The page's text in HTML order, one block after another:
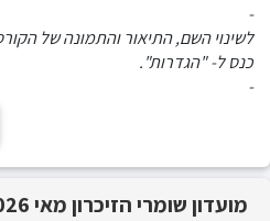
-
לשינוי השם, התיאור והתמונה של
כנס ל- "הגדרות".
-
מועדון שומרי הזיכרון מאי 2026